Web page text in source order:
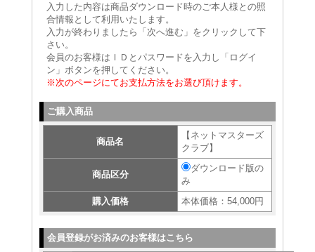
入力した内容は商品ダウンロード時のご本人様との照
合情報として利用いたします。
入力が終わりましたら「次へ進む」をクリックして下
さい。
会員のお客様はＩＤとパスワードを入力し「ログイ
ン」ボタンを押してください。
※次のページにてお支払方法をお選び頂けます。
ご購入商品
商品名
【ネットマスターズ
クラブ】
商品区分
ダウンロード版の
み
購入価格
本体価格：54,000円
会員登録がお済みのお客様はこちら